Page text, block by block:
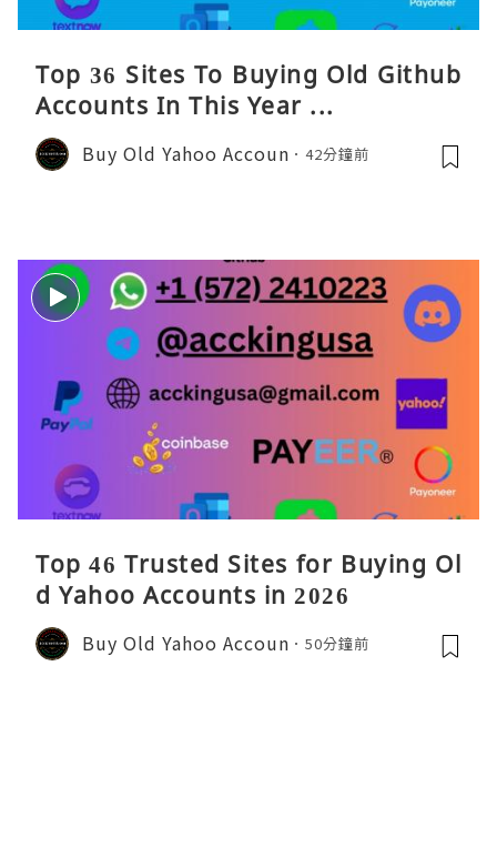
Top 36 Sites To Buying Old Github
Accounts In This Year ...
Buy Old Yahoo Accoun 42分鐘前
Top 46 Trusted Sites for Buying Ol
d Yahoo Accounts in 2026
Buy Old Yahoo Accoun 50分鐘前